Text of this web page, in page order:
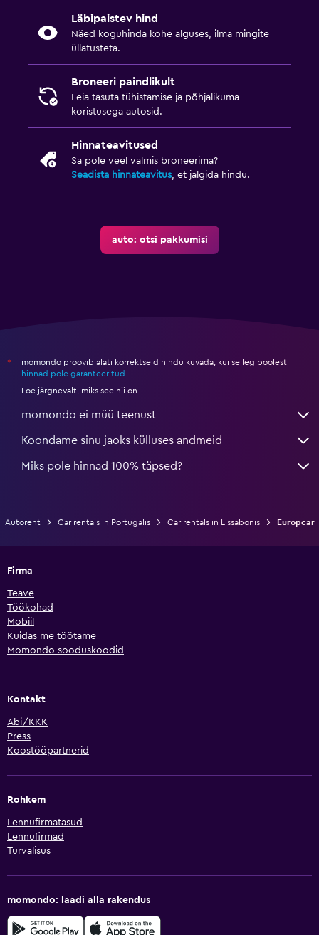
Läbipaistev hind
Näed koguhinda kohe alguses, ilma mingite
üllatusteta.
Broneeri paindlikult
Leia tasuta tühistamise ja põhjalikuma
koristusega autosid.
Hinnateavitused
Sa pole veel valmis broneerima?
Seadista hinnateavitus, et jälgida hindu.
auto: otsi pakkumisi
*
momondo proovib alati korrektseid hindu kuvada, kui sellegipoolest
hinnad pole garanteeritud .
Loe järgnevalt, miks see nii on.
momondo ei müü teenust
Koondame sinu jaoks külluses andmeid
Miks pole hinnad 100% täpsed?
Autorent Car rentals in Portugalis Car rentals in Lissabonis Europcar
Firma
Teave
Töökohad
Mobiil
Kuidas me töötame
Momondo sooduskoodid
Kontakt
Abi/KKK
Press
Koostööpartnerid
Rohkem
Lennufirmatasud
Lennufirmad
Turvalisus
momondo: laadi alla rakendus